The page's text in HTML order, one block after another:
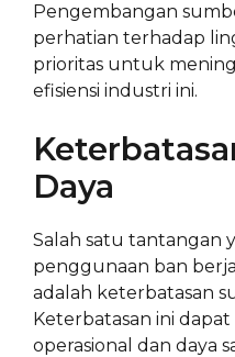
Pengembangan
perhatian terhadap
prioritas untuk
efisiensi industri ini.
Daya
Salah satu tantangan
penggunaan ban
adalah keterbatasan
Keterbatasan ini
operasional dan daya